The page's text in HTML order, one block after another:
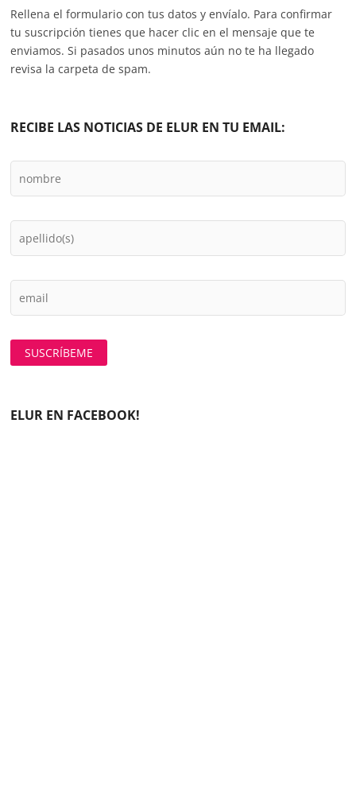
Rellena el formulario con tus datos y envíalo. Para confirmar
tu suscripción tienes que hacer clic en el mensaje que te
enviamos. Si pasados unos minutos aún no te ha llegado
revisa la carpeta de spam.
RECIBE LAS NOTICIAS DE ELUR EN TU EMAIL:
ELUR EN FACEBOOK!